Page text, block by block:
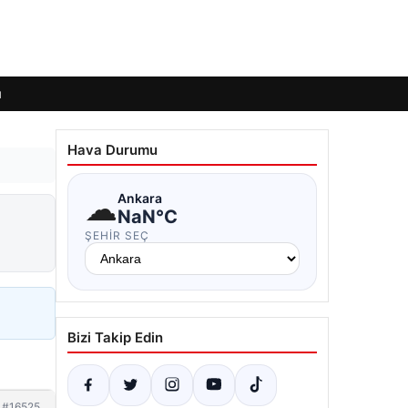
Hava Durumu
☁Ankara
NaN°C
ŞEHIR SEÇ
Bizi Takip Edin